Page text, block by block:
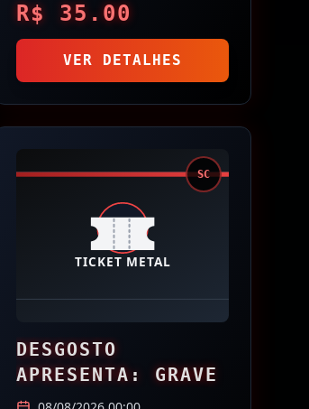
R$ 35.00
VER DETALHES
SC
DESGOSTO
APRESENTA: GRAVE